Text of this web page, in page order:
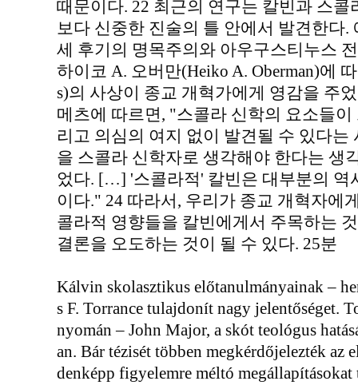
때문이다. 22 최근의 연구는 칼빈과 스
보다 신중한 진술의 틀 안에서 발견한다
세 후기의 명목주의와 아우구스티누스
하이코 A. 오버만(Heiko A. Oberman)에
s)의 사상이 종교 개혁가에게 영감을 주
메츠에 따르면, "스콜라 신학의 요소들
리고 의심의 여지 없이 발견될 수 있다
을 스콜라 신학자로 생각해야 한다는 생
었다. […] '스콜라적' 칼빈은 대부분의 역
이다." 24 따라서, 우리가 종교 개혁자에
콜라적 영향들을 칼빈에게서 주목하는
결론을 오도하는 것이 될 수 있다. 25분
Kálvin skolasztikus előtanulmányainak –
s F. Torrance tulajdonít nagy jelentőséget.
nyomán – John Major, a skót teológus
an. Bár tézisét többen megkérdőjelezték az
denképp figyelemre méltó